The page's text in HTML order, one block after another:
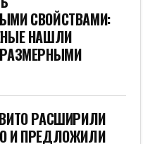
СВОЙСТВАМИ:
НАШЛИ
РАСШИРИЛИ
И ПРЕДЛОЖИЛИ